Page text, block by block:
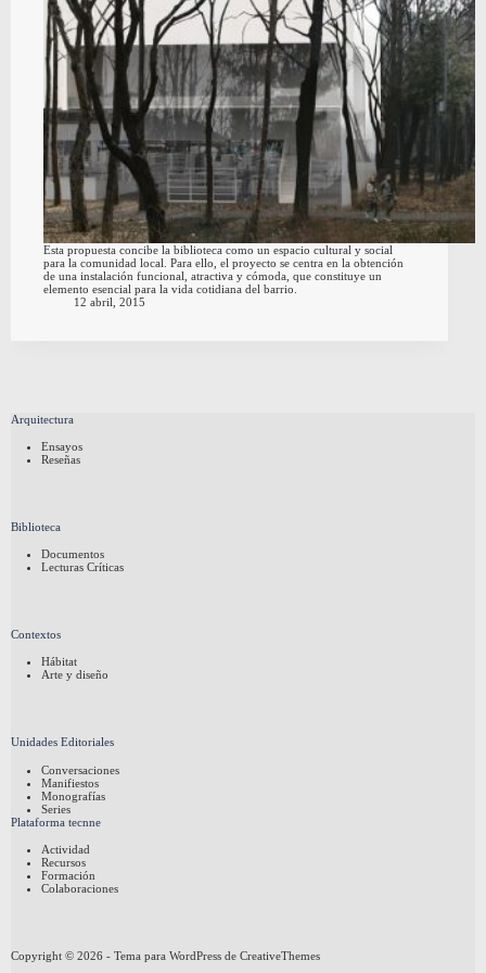
Esta propuesta concibe la biblioteca como un espacio cultural y social
para la comunidad local. Para ello, el proyecto se centra en la obtención
de una instalación funcional, atractiva y cómoda, que constituye un
elemento esencial para la vida cotidiana del barrio.
12 abril, 2015
Arquitectura
Ensayos
Reseñas
Biblioteca
Documentos
Lecturas Críticas
Contextos
Hábitat
Arte y diseño
Unidades Editoriales
Conversaciones
Manifiestos
Monografías
Series
Plataforma tecnne
Actividad
Recursos
Formación
Colaboraciones
Copyright © 2026 - Tema para WordPress de CreativeThemes